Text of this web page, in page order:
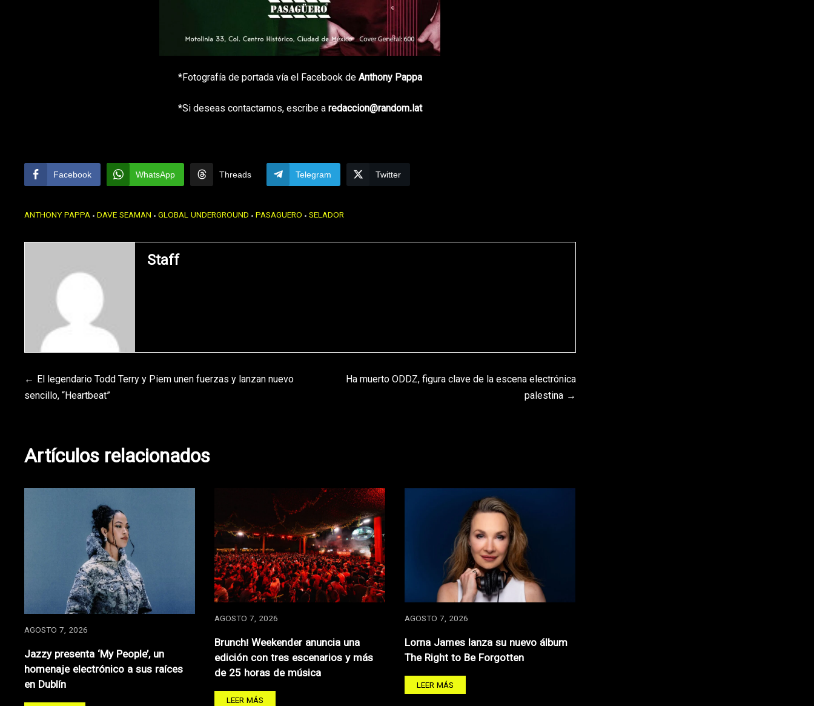
*Fotografía de portada vía el Facebook deAnthony Pappa
*Si deseas contactarnos, escribe aredaccion@random.lat
Facebook WhatsApp Threads Telegram Twitter
ANTHONY PAPPA DAVE SEAMAN GLOBAL UNDERGROUND PASAGUERO SELADOR
Staff
Navegación
entradas
El legendario Todd Terry y Piem unen fuerzas y lanzan nuevo
sencillo, “Heartbeat”
Ha muerto ODDZ, figura clave de la escena electrónica
palestina
Artículos relacionados
AGOSTO 7, 2026
Jazzy presenta ‘My People’, un
homenaje electrónico a sus raíces
en Dublín
AGOSTO 7, 2026
Brunch! Weekender anuncia una
edición con tres escenarios y más
de 25 horas de música
LEER MÁS
AGOSTO 7, 2026
Lorna James lanza su nuevo álbum
The Right to Be Forgotten
LEER MÁS